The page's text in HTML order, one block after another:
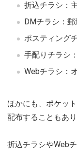
折込チラシ：
DMチラシ：
ポスティング
手配りチラシ
Webチラシ：
ほかにも、ポケッ
配布することもあり
折込チラシやWeb